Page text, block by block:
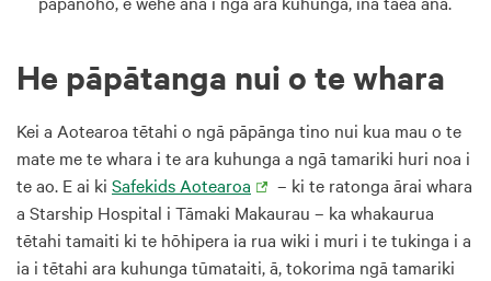
He pāpātanga nui o te whara
Kei a Aotearoa tētahi o ngā pāpānga tino nui kua mau o te
mate me te whara i te ara kuhunga a ngā tamariki huri noa i
te ao. E ai ki Safekids Aotearoa
– ki te ratonga ārai whara
a Starship Hospital i Tāmaki Makaurau – ka whakaurua
tētahi tamaiti ki te hōhipera ia rua wiki i muri i te tukinga i a
ia i tētahi ara kuhunga tūmataiti, ā, tokorima ngā tamariki